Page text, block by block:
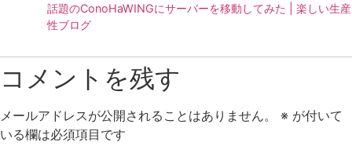
話題のConoHaWINGにサーバーを移動してみた | 楽しい生産
性ブログ
コメントを残す
メールアドレスが公開されることはありません。 ※ が付いて
いる欄は必須項目です